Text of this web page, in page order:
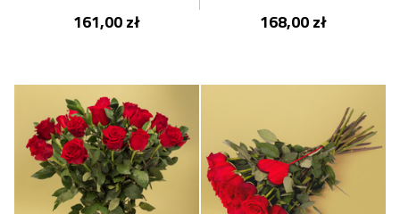
161,00 zł 168,00 zł